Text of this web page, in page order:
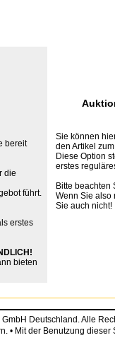
bereit
die
führt.
erstes
bieten
Sie können
den Artikel
Diese Option
erstes
Bitte beachten
Wenn Sie also
Sie auch nicht!
Deutschland. Alle
• Mit der Benutzung